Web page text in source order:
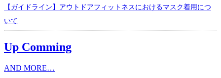
【ガイドライン】アウトドアフィットネスにおけるマスク着用につ
いて
Up Comming
AND MORE…